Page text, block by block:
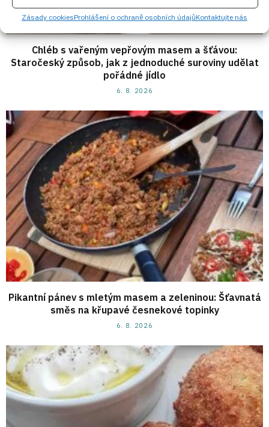
Zásady cookiesProhlášení o ochraně osobních údajůKontaktujte nás
Chléb s vařeným vepřovým masem a šťávou:
Staročeský způsob, jak z jednoduché suroviny udělat
pořádné jídlo
6. 8. 2026
Pikantní pánev s mletým masem a zeleninou: Šťavnatá
směs na křupavé česnekové topinky
6. 8. 2026